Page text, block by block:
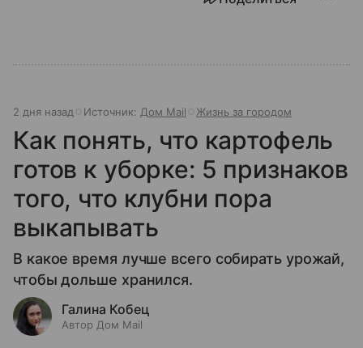
2 дня назад Источник: Дом Mail Жизнь за городом
Как понять, что картофель
готов к уборке: 5 признаков
того, что клубни пора
выкапывать
В какое время лучше всего собирать урожай,
чтобы дольше хранился.
Галина Кобец
Автор Дом Mail